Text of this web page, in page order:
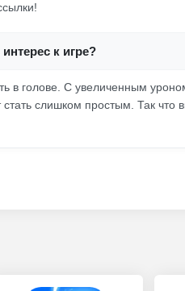
к игре?
в голове. С увеличенным
слишком простым. Так что